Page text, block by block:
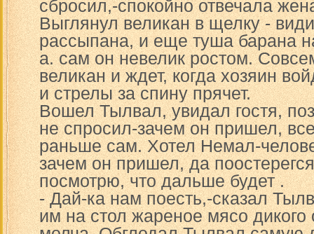
сбросил,-спокойно отвечала
Выглянул великан в щелку -
рассыпана, и еще туша барана
а. сам он невелик ростом.
великан и ждет, когда хозяин
и стрелы за спину прячет.
Вошел Тылвал, увидал гостя,
не спросил-зачем он пришел,
раньше сам. Хотел Немал-
зачем он пришел, да
посмотрю, что дальше будет .
- Дай-ка нам поесть,-сказал
им на стол жареное мясо дикого